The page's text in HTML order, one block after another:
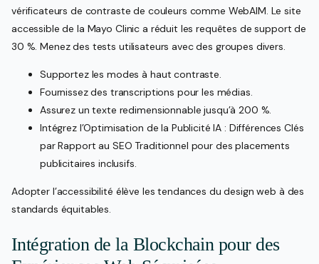
vérificateurs de contraste de couleurs comme WebAIM. Le site
accessible de la Mayo Clinic a réduit les requêtes de support de
30 %. Menez des tests utilisateurs avec des groupes divers.
Supportez les modes à haut contraste.
Fournissez des transcriptions pour les médias.
Assurez un texte redimensionnable jusqu’à 200 %.
Intégrez l’Optimisation de la Publicité IA : Différences Clés
par Rapport au SEO Traditionnel pour des placements
publicitaires inclusifs.
Adopter l’accessibilité élève les tendances du design web à des
standards équitables.
Intégration de la Blockchain pour des